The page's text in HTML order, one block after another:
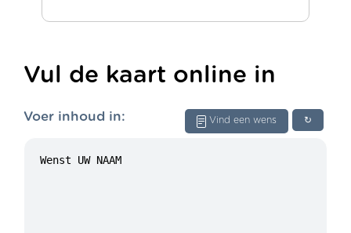
Vul de kaart online in
↻
Vind een wens
Voer inhoud in: